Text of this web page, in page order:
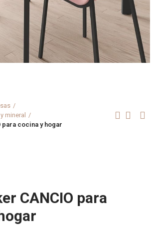
mineral
para cocina y hogar
CANCIO para